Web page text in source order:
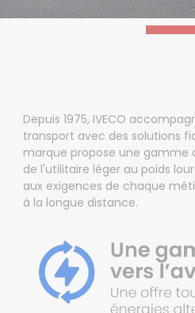
Depuis 1975, IVECO
transport avec des solutions
marque propose une gamme
de l'utilitaire léger au poids
aux exigences de chaque
à la longue distance.